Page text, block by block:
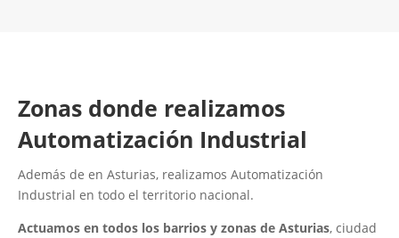
Zonas donde realizamos
Automatización Industrial
Además de en Asturias, realizamos Automatización
Industrial en todo el territorio nacional.
Actuamos en todos los barrios y zonas de Asturias, ciudad